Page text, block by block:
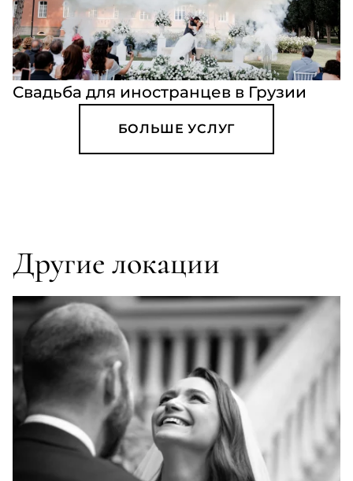
Свадьба для иностранцев в Грузии
БОЛЬШЕ УСЛУГ
Другие локации